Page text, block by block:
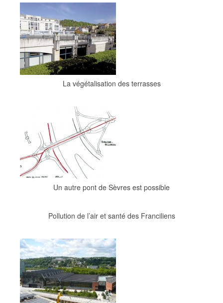
La végétalisation des terrasses
Un autre pont de Sèvres est possible
Pollution de l’air et santé des Franciliens